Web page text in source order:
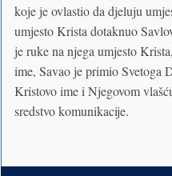
koje je ovlastio da djeluju
umjesto Krista dotaknuo
je ruke na njega umjesto
ime, Savao je primio Svetoga
Kristovo ime i Njegovom
sredstvo komunikacije.